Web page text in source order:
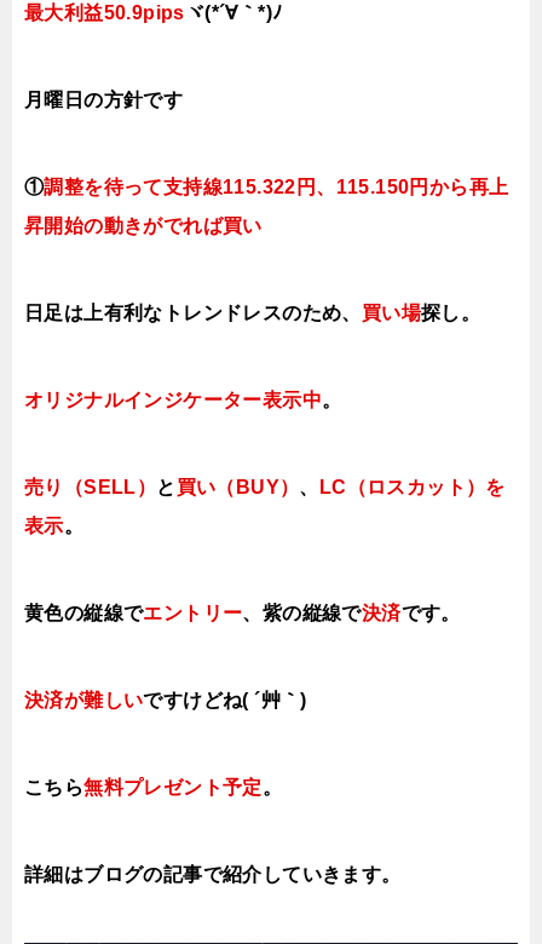
最大利益50.9pips ヾ(*´∀｀*)ﾉ
月曜日の方針です
①調整を待って支持線115.322円、115.150円から再上
昇開始の動きがでれば買い
日足は上有利なトレンドレスのため、 買い場探し。
オリジナルインジケーター表示中。
売り（SELL） と 買い（BUY） 、
LC（ロスカット）を
表示。
黄色の縦線でエントリー、紫の縦線で決済です。
決済が難しいですけどね( ´艸｀)
こちら無料プレゼント予定。
詳細はブログの記事で紹介していきます。